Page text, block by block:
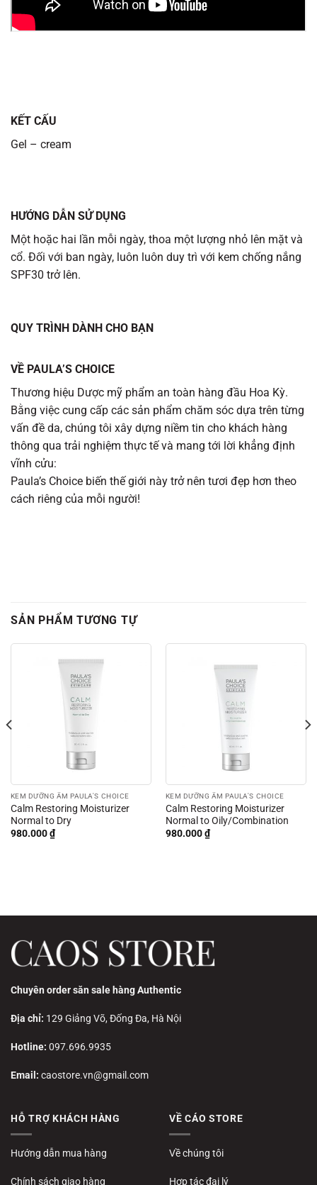
KẾT CẤU
Gel – cream
HƯỚNG DẪN SỬ DỤNG
Một hoặc hai lần mỗi ngày, thoa một lượng nhỏ lên mặt và
cổ. Đối với ban ngày, luôn luôn duy trì với kem chống nắng
SPF30 trở lên.
QUY TRÌNH DÀNH CHO BẠN
VỀ PAULA’S CHOICE
Thương hiệu Dược mỹ phẩm an toàn hàng đầu Hoa Kỳ.
Bằng việc cung cấp các sản phẩm chăm sóc dựa trên từng
vấn đề da, chúng tôi xây dựng niềm tin cho khách hàng
thông qua trải nghiệm thực tế và mang tới lời khẳng định
vĩnh cửu:
Paula’s Choice biến thế giới này trở nên tươi đẹp hơn theo
cách riêng của mỗi người!
SẢN PHẨM TƯƠNG TỰ
KEM DƯỠNG ẨM PAULA'S CHOICE
Calm Restoring Moisturizer
Normal to Dry
980.000₫
KEM DƯỠNG ẨM PAULA'S CHOICE
Calm Restoring Moisturizer
Normal to Oily/Combination
980.000₫
Chuyên order săn sale hàng Authentic
Địa chỉ: 129 Giảng Võ, Đống Đa, Hà Nội
Hotline: 097.696.9935
Email: caostore.vn@gmail.com
HỖ TRỢ KHÁCH HÀNG
Hướng dẫn mua hàng
Chính sách giao hàng
VỀ CÁO STORE
Về chúng tôi
Hợp tác đại lý